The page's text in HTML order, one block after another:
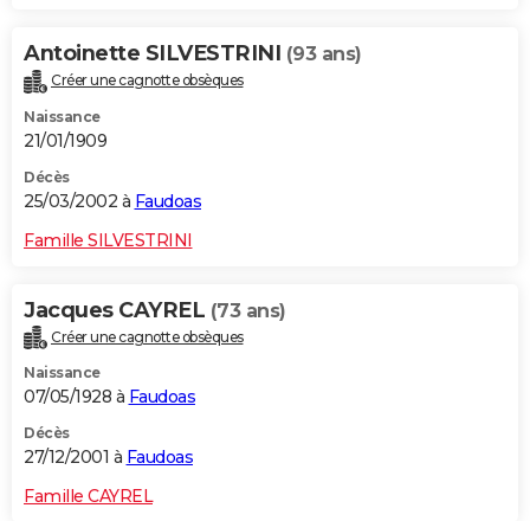
Antoinette SILVESTRINI (93 ans)
Créer une cagnotte obsèques
Naissance
21/01/1909
Décès
25/03/2002 à Faudoas
Famille SILVESTRINI
Jacques CAYREL (73 ans)
Créer une cagnotte obsèques
Naissance
07/05/1928 à Faudoas
Décès
27/12/2001 à Faudoas
Famille CAYREL